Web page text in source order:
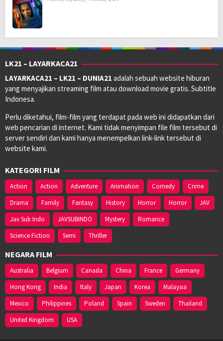
LK21 – LAYARKACA21
LAYARKACA21 – LK21 – DUNIA21 adalah sebuah website hiburan
yang menyajikan streaming film atau download movie gratis. Subtitle
Indonesa.
Perlu diketahui, film-film yang terdapat pada web ini didapatkan dari
web pencarian di internet. Kami tidak menyimpan file film tersebut di
server sendiri dan kami hanya menempelkan link-link tersebut di
website kami.
KATEGORI FILM
Action Action Adventure Animation Comedy
Crime
Drama
Family Fantasy History Horror Horror
JAV
Jav Sub Indo
JAVSUBINDO Mystery
Romance
Science Fiction
Semi Thriller
NEGARA FILM
Australia Belgium Canada China France
Germany
Hong Kong
India Italy Japan Korea
Malaysia
Mexico
Philippines Poland Spain Sweden
Thailand
United Kingdom
USA